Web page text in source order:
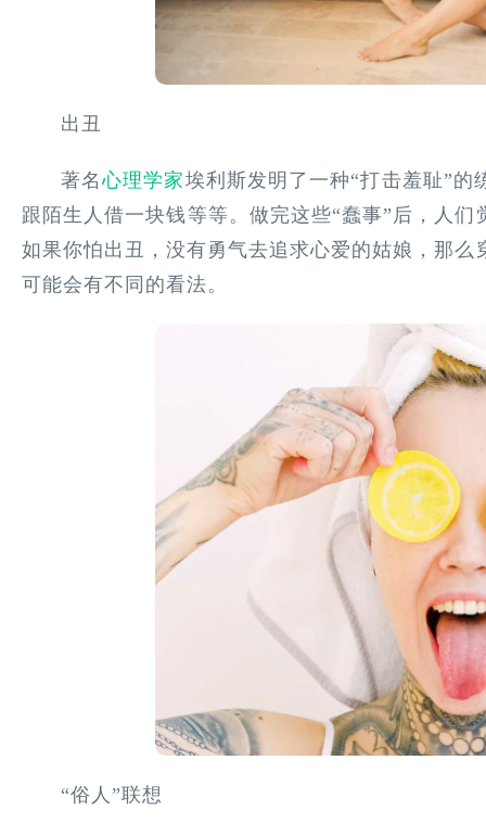
出丑
著名心理学家埃利斯发明了一种“打击羞耻”
跟陌生人借一块钱等等。做完这些“蠢事”后，人
如果你怕出丑，没有勇气去追求心爱的姑娘，那
可能会有不同的看法。
“俗人”联想